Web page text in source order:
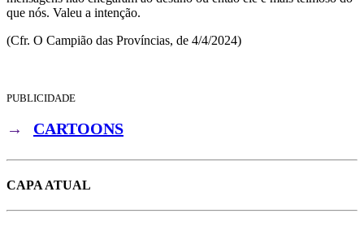
que nós. Valeu a intenção.
(Cfr. O Campião das Províncias, de 4/4/2024)
PUBLICIDADE
→ CARTOONS
CAPA ATUAL